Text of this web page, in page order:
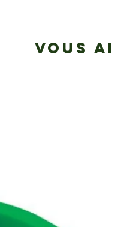
VOUS